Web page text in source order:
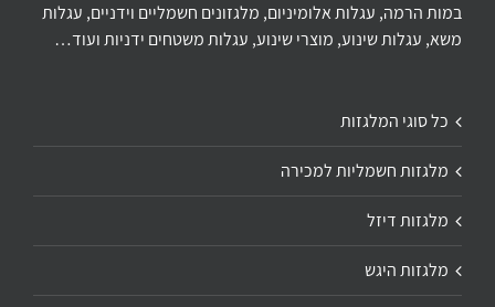
במות הרמה, עגלות אלומיניום, מלגזונים חשמליים וידניים, עגלות
משא, עגלות שינוע, מוצרי שינוע, עגלות משטחים ידניות ועוד…
כל סוגי המלגזות
מלגזות חשמליות למכירה
מלגזות דיזל
מלגזות היגש